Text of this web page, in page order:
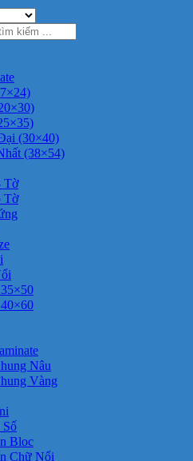
(30×40)
(38×54)
Tờ
Tờ
Nâu
Vàng
Bloc
Chữ Nổi